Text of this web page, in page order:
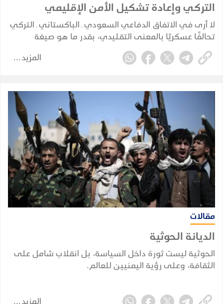
التركي وإعادة تشكيل الأمن الإقليمي
لا أرى في الاتفاق الدفاعي السعودي ـ الباكستاني ـ التركي
تحالفًا عسكريًا بالمعنى التقليدي، بقدر ما هو صيغة
للتكامل الدفاعي والأمني بين ثلاث دول تمتلك، بدرجات
مختلفة، عناصر قوة وخبرات واحتياجات متكاملة وتواجه
المزيد
مقالات
الديانة الحوثية
الحوثية ليست ثورة داخل السياسة، بل انقلاب شامل على
الثقافة، وعلى رؤية اليمنيين للعالم.
المزيد